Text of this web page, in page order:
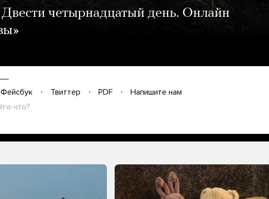
Двести четырнадцатый день. Онлайн
Фейсбук Твиттер PDF
Напишите нам
что?